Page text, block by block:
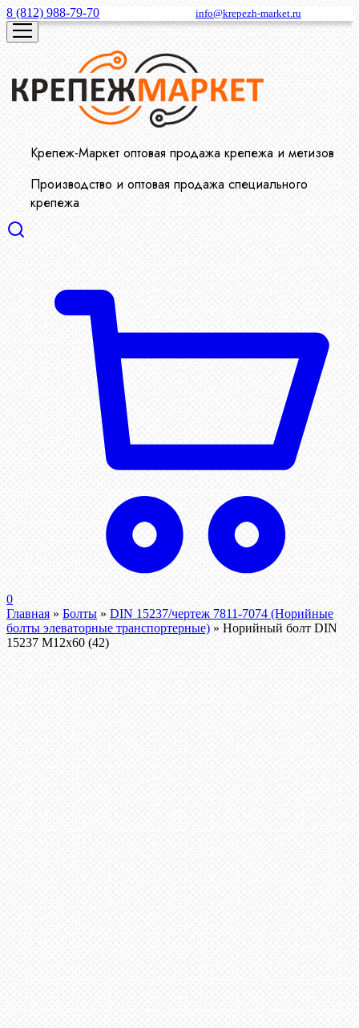
8 (812) 988-79-70 info@krepezh-market.ru
Крепеж-Маркет оптовая продажа крепежа и метизов
Производство и оптовая продажа специального
крепежа
0
Главная » Болты » DIN 15237/чертеж 7811-7074 (Норийные
болты элеваторные транспортерные) » Норийный болт DIN
15237 М12х60 (42)